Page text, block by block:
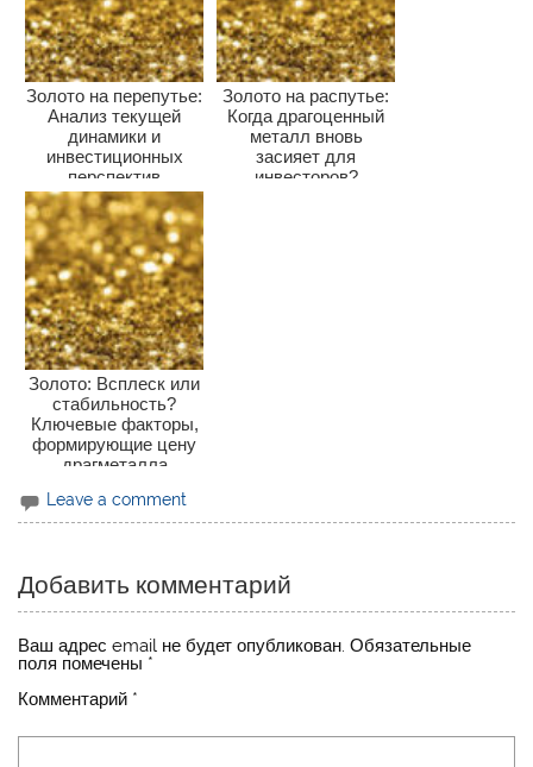
Золото на перепутье:
Анализ текущей
динамики и
инвестиционных
перспектив
Золото на распутье:
Когда драгоценный
металл вновь
засияет для
инвесторов?
Золото: Всплеск или
стабильность?
Ключевые факторы,
формирующие цену
драгметалла
Leave a comment
Добавить комментарий
Ваш адрес email не будет опубликован. Обязательные
поля помечены *
Комментарий *